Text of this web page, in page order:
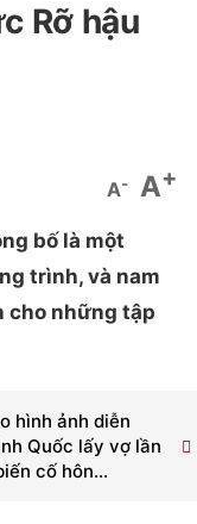
Rỡ hậu
A- A+
bố là một
trình, và nam
cho những tập
hình ảnh diễn
Quốc lấy vợ lần
cố hôn...